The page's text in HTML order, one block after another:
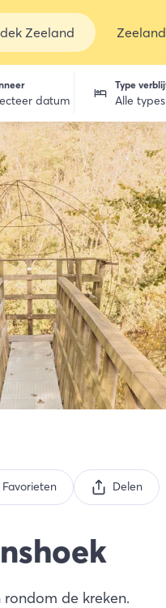
Zeeland
datum
Type
Alle types
de kreken.
Favorieten Delen